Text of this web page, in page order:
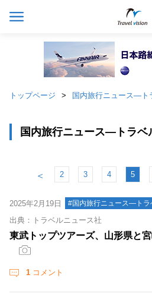
トップページ 国内旅行ニュース―ト
国内旅行ニュース―トラベ
＜ 2 3 4 5
2025年2月19日 #国内旅行ニュース―トラ
出典：トラベルニュース社
東武トップツアーズ、山形県と
1 コメント